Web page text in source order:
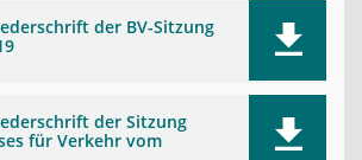
der BV-Sitzung
der Sitzung
für Verkehr vom